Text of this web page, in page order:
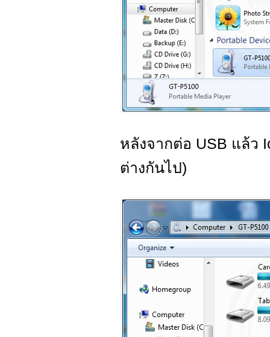
หลังจากต่อ USB แล้ว
ต่างกันไป)